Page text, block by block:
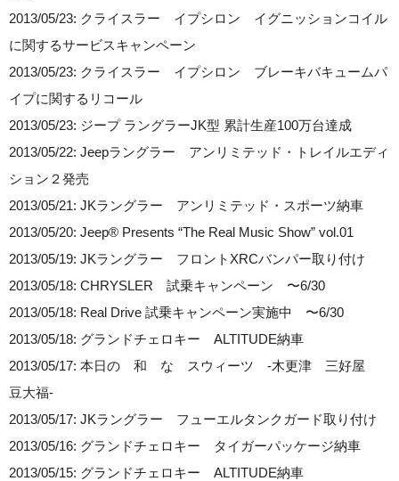
2013/05/23: クライスラー イプシロン イグニッションコイル
に関するサービスキャンペーン
2013/05/23: クライスラー イプシロン ブレーキバキュームパ
イプに関するリコール
2013/05/23: ジープ ラングラーJK型 累計生産100万台達成
2013/05/22: Jeepラングラー アンリミテッド・トレイルエディ
ション２発売
2013/05/21: JKラングラー アンリミテッド・スポーツ納車
2013/05/20: Jeep® Presents “The Real Music Show” vol.01
2013/05/19: JKラングラー フロントXRCバンパー取り付け
2013/05/18: CHRYSLER 試乗キャンペーン 〜6/30
2013/05/18: Real Drive 試乗キャンペーン実施中 〜6/30
2013/05/18: グランドチェロキー ALTITUDE納車
2013/05/17: 本日の 和 な スウィーツ -木更津 三好屋
豆大福-
2013/05/17: JKラングラー フューエルタンクガード取り付け
2013/05/16: グランドチェロキー タイガーパッケージ納車
2013/05/15: グランドチェロキー ALTITUDE納車